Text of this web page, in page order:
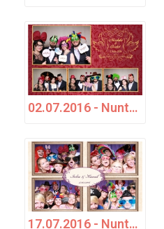
02.07.2016 - Nuntă - Nicoleta &amp; Costel
17.07.2016 - Nuntă - Iulia &amp;amp;amp; Kamid